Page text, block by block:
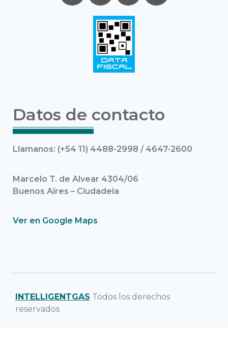
Datos de contacto
Llamanos: (+54 11) 4488-2998 / 4647-2600
Marcelo T. de Alvear 4304/06
Buenos Aires – Ciudadela
Ver en Google Maps
INTELLIGENTGAS Todos los derechos
reservados